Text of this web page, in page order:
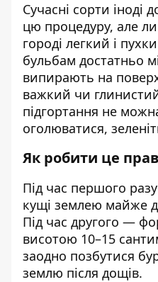
Сучасні сорти іноді
цю процедуру, але
городі легкий і
бульбам достатньо
випирають на
важкий чи
підгортання не
оголюватися,
Як робити це
Під час першого
кущі землею майже
Під час другого —
висотою 10–15
заодно позбутися
землю після дощів.